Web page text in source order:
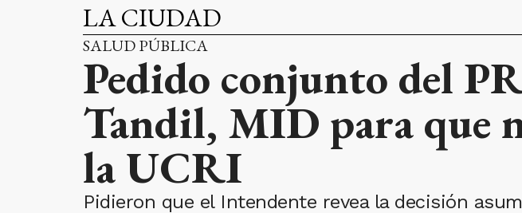
LA CIUDAD
SALUD PÚBLICA
Pedido conjunto del
Tandil, MID para que
la UCRI
Pidieron que el Intendente revea la decisión